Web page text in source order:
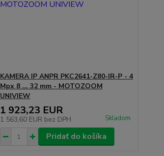
KAMERA IP ANPR PKC2641-Z80-IR-P - 4
Mpx 8 ... 32 mm - MOTOZOOM
UNIVIEW
1 923,23 EUR
1 563,60 EUR bez DPH Skladom
Pridať do košíka